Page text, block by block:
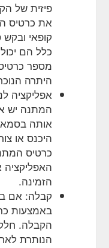
t-shirt-men
... - Picpoket
Women; Blog;
$100!* Home /
Men''s Wallets
Showing items
My parcel arrived
the clothes!
looks great and
the service was ...
wallets-men
Lucy – Picpoket
Blog; FREE
$100!* Home / All
| Nude Lucy.
- Cream. $79.95.
AU/UK 6/XXS
2: 4: 6: 8: 10: 12:
פיזית של
את כרטיס
קופאי
כלל הם
מספר
היתרה
אפליקציה
המתנה יש
אותה
היכנס או
כרטיס
האפליקציה
הזמינה.
קבלה: אם
באמצעות
הקבלה.
הנותרת